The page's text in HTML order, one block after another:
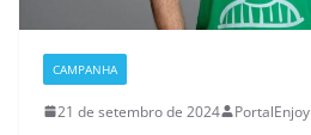
CAMPANHA
21 de setembro de 2024 PortalEnjoy